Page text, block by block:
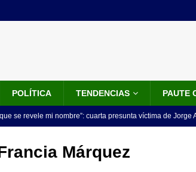
POLÍTICA TENDENCIAS PAUTE
se revele mi nombre”: cuarta presunta víctima de Jorge
acusó a hombre que habría intentado encubrir el
Márquez